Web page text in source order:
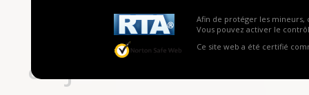
Afin de protéger les mineurs,
Vous pouvez activer le
Ce site web a été certifié
Pas encore
aujourd'hui